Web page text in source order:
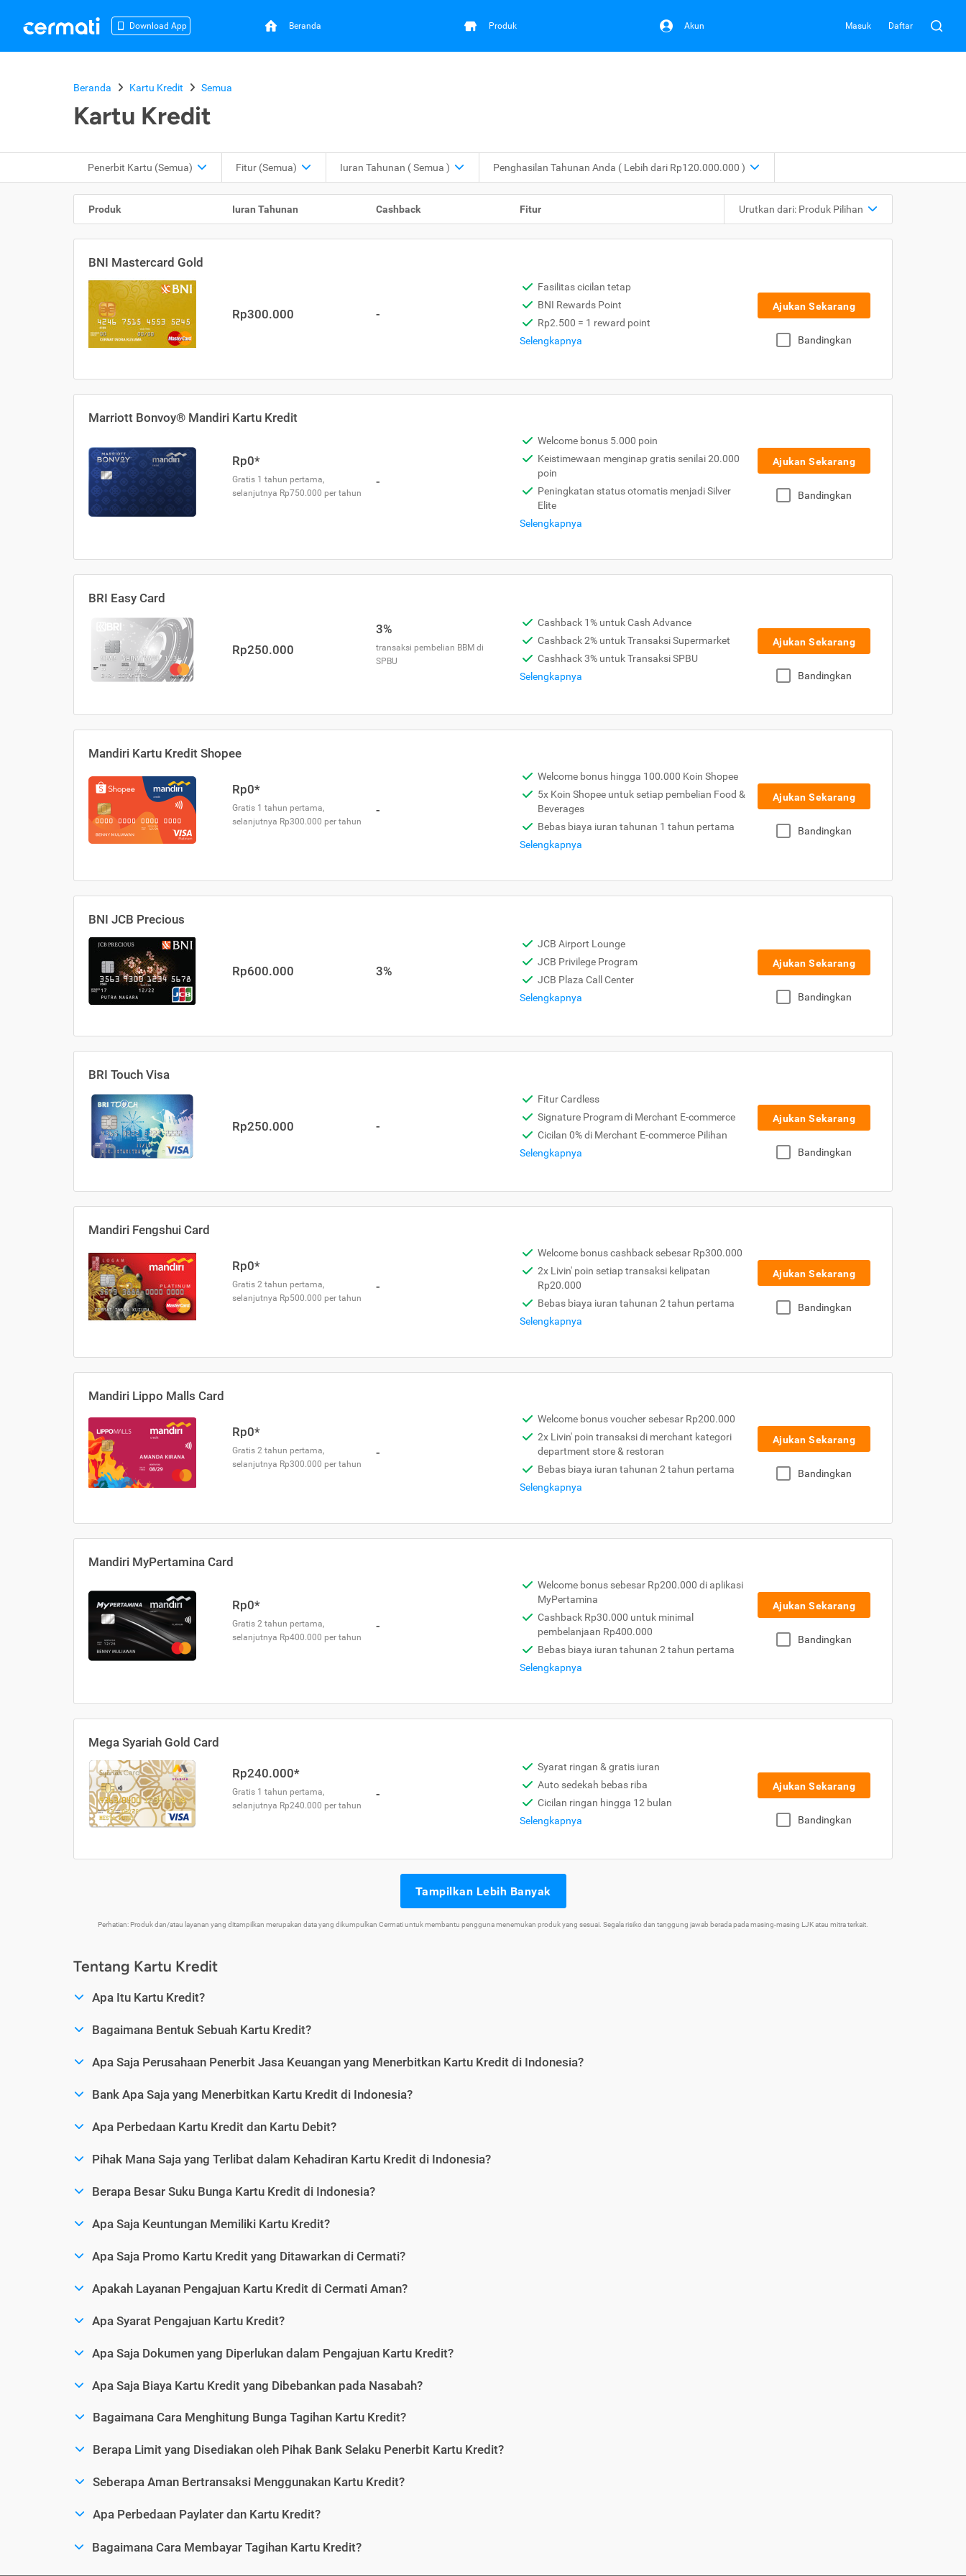
Download App Beranda Produk Akun Masuk Daftar
Beranda Kartu Kredit Semua
Kartu Kredit
Penerbit Kartu (Semua) Fitur (Semua) Iuran Tahunan ( Semua ) Penghasilan Tahunan Anda ( Lebih dari Rp120.000.000 )
Produk Iuran Tahunan Cashback Fitur Urutkan dari: Produk Pilihan
BNI Mastercard Gold
Rp300.000 -
Fasilitas cicilan tetap
BNI Rewards Point
Rp2.500 = 1 reward point
Selengkapnya
Ajukan Sekarang
Bandingkan
Marriott Bonvoy® Mandiri Kartu Kredit
Rp0*
Gratis 1 tahun pertama,
selanjutnya Rp750.000 per tahun
-
Welcome bonus 5.000 poin
Keistimewaan menginap gratis senilai 20.000
poin
Peningkatan status otomatis menjadi Silver
Elite
Selengkapnya
Ajukan Sekarang
Bandingkan
BRI Easy Card
Rp250.000
3%
transaksi pembelian BBM di
SPBU
Cashback 1% untuk Cash Advance
Cashback 2% untuk Transaksi Supermarket
Cashhack 3% untuk Transaksi SPBU
Selengkapnya
Ajukan Sekarang
Bandingkan
Mandiri Kartu Kredit Shopee
Rp0*
Gratis 1 tahun pertama,
selanjutnya Rp300.000 per tahun
-
Welcome bonus hingga 100.000 Koin Shopee
5x Koin Shopee untuk setiap pembelian Food &
Beverages
Bebas biaya iuran tahunan 1 tahun pertama
Selengkapnya
Ajukan Sekarang
Bandingkan
BNI JCB Precious
Rp600.000 3%
JCB Airport Lounge
JCB Privilege Program
JCB Plaza Call Center
Selengkapnya
Ajukan Sekarang
Bandingkan
BRI Touch Visa
Rp250.000 -
Fitur Cardless
Signature Program di Merchant E-commerce
Cicilan 0% di Merchant E-commerce Pilihan
Selengkapnya
Ajukan Sekarang
Bandingkan
Mandiri Fengshui Card
Rp0*
Gratis 2 tahun pertama,
selanjutnya Rp500.000 per tahun
-
Welcome bonus cashback sebesar Rp300.000
2x Livin' poin setiap transaksi kelipatan
Rp20.000
Bebas biaya iuran tahunan 2 tahun pertama
Selengkapnya
Ajukan Sekarang
Bandingkan
Mandiri Lippo Malls Card
Rp0*
Gratis 2 tahun pertama,
selanjutnya Rp300.000 per tahun
-
Welcome bonus voucher sebesar Rp200.000
2x Livin' poin transaksi di merchant kategori
department store & restoran
Bebas biaya iuran tahunan 2 tahun pertama
Selengkapnya
Ajukan Sekarang
Bandingkan
Mandiri MyPertamina Card
Rp0*
Gratis 2 tahun pertama,
selanjutnya Rp400.000 per tahun
-
Welcome bonus sebesar Rp200.000 di aplikasi
MyPertamina
Cashback Rp30.000 untuk minimal
pembelanjaan Rp400.000
Bebas biaya iuran tahunan 2 tahun pertama
Selengkapnya
Ajukan Sekarang
Bandingkan
Mega Syariah Gold Card
Rp240.000*
Gratis 1 tahun pertama,
selanjutnya Rp240.000 per tahun
-
Syarat ringan & gratis iuran
Auto sedekah bebas riba
Cicilan ringan hingga 12 bulan
Selengkapnya
Ajukan Sekarang
Bandingkan
Tampilkan Lebih Banyak
Perhatian: Produk dan/atau layanan yang ditampilkan merupakan data yang dikumpulkan Cermati untuk membantu pengguna menemukan produk yang sesuai. Segala risiko dan tanggung jawab berada pada masing-masing LJK atau mitra terkait.
Tentang Kartu Kredit
Apa Itu Kartu Kredit?
Bagaimana Bentuk Sebuah Kartu Kredit?
Apa Saja Perusahaan Penerbit Jasa Keuangan yang Menerbitkan Kartu Kredit di Indonesia?
Bank Apa Saja yang Menerbitkan Kartu Kredit di Indonesia?
Apa Perbedaan Kartu Kredit dan Kartu Debit?
Pihak Mana Saja yang Terlibat dalam Kehadiran Kartu Kredit di Indonesia?
Berapa Besar Suku Bunga Kartu Kredit di Indonesia?
Apa Saja Keuntungan Memiliki Kartu Kredit?
Apa Saja Promo Kartu Kredit yang Ditawarkan di Cermati?
Apakah Layanan Pengajuan Kartu Kredit di Cermati Aman?
Apa Syarat Pengajuan Kartu Kredit?
Apa Saja Dokumen yang Diperlukan dalam Pengajuan Kartu Kredit?
Apa Saja Biaya Kartu Kredit yang Dibebankan pada Nasabah?
Bagaimana Cara Menghitung Bunga Tagihan Kartu Kredit?
Berapa Limit yang Disediakan oleh Pihak Bank Selaku Penerbit Kartu Kredit?
Seberapa Aman Bertransaksi Menggunakan Kartu Kredit?
Apa Perbedaan Paylater dan Kartu Kredit?
Bagaimana Cara Membayar Tagihan Kartu Kredit?